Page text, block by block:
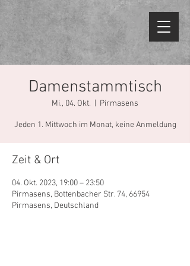
Damenstammtisch
Mi., 04. Okt. Pirmasens
Jeden 1. Mittwoch im Monat, keine Anmeldung
Zeit & Ort
04. Okt. 2023, 19:00 – 23:50
Pirmasens, Bottenbacher Str. 74, 66954
Pirmasens, Deutschland